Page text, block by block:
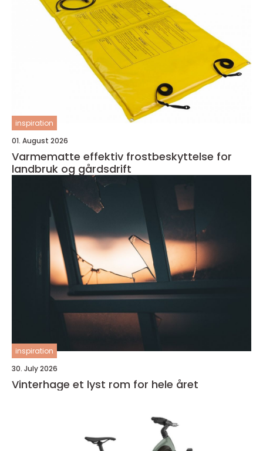
inspiration
01. August 2026
Varmematte effektiv frostbeskyttelse for
landbruk og gårdsdrift
inspiration
30. July 2026
Vinterhage et lyst rom for hele året